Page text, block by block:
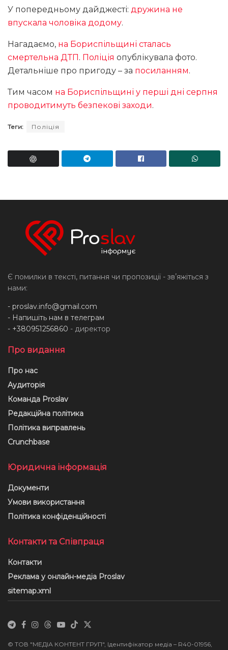
У попередньому дайджесті: дружина не
впускала чоловіка додому.
Нагадаємо, на Бориспільщині сталась
смертельна ДТП . Поліція опублікувала фото.
Детальніше про пригоду – за посиланням.
Тим часом на Бориспільщині у перші дні серпня
проводитимуть безпекові заходи.
Теги: Поліція
Є помилки в тексті, питання чи пропозиції - звʼяжіться з
нами:
- proslav.info@gmail.com
- Напишіть нам в телеграм
- +380951256860 - директор
Про видання
Про нас
Аудиторія
Команда Proslav
Редакційна політика
Політика виправлень
Crunchbase
Юридична інформація
Документи
Умови використання
Політика конфіденційності
Контакти та Співпраця
Контакти
Реклама у онлайн-медіа Proslav
sitemap.xml
© ТОВ "МЕДІА КОНТЕНТ ГРУП", Ідентифікатор медіа – R40-01956,